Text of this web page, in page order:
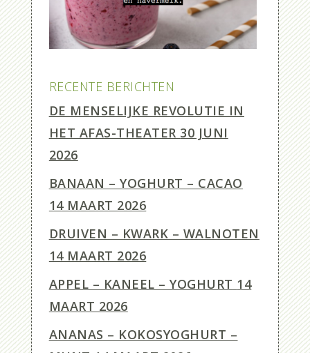
RECENTE BERICHTEN
DE MENSELIJKE REVOLUTIE IN
HET AFAS-THEATER 30 JUNI
2026
BANAAN – YOGHURT – CACAO
14 MAART 2026
DRUIVEN – KWARK – WALNOTEN
14 MAART 2026
APPEL – KANEEL – YOGHURT 14
MAART 2026
ANANAS – KOKOSYOGHURT –